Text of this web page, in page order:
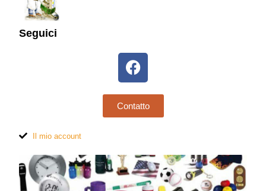
Seguici
Contatto
Il mio account